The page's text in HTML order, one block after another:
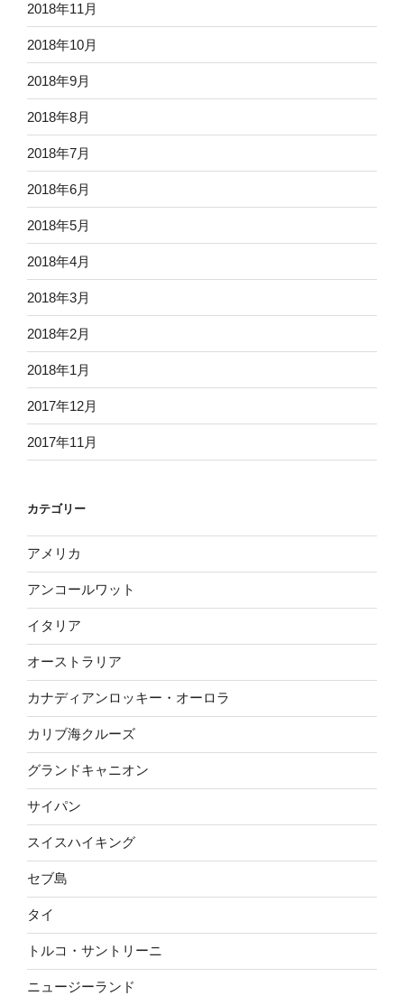
2018年11月
2018年10月
2018年9月
2018年8月
2018年7月
2018年6月
2018年5月
2018年4月
2018年3月
2018年2月
2018年1月
2017年12月
2017年11月
カテゴリー
アメリカ
アンコールワット
イタリア
オーストラリア
カナディアンロッキー・オーロラ
カリブ海クルーズ
グランドキャニオン
サイパン
スイスハイキング
セブ島
タイ
トルコ・サントリーニ
ニュージーランド